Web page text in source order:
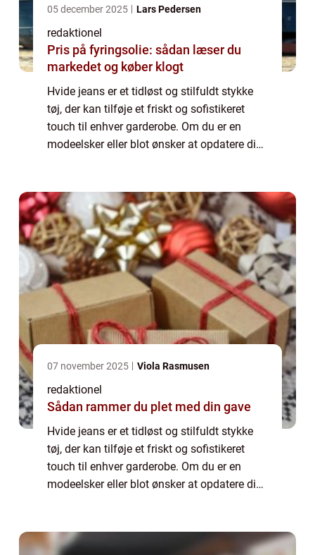
05 december 2025 Lars Pedersen
redaktionel
Pris på fyringsolie: sådan læser du
markedet og køber klogt
Hvide jeans er et tidløst og stilfuldt stykke
tøj, der kan tilføje et friskt og sofistikeret
touch til enhver garderobe. Om du er en
modeelsker eller blot ønsker at opdatere din
07 november 2025 Viola Rasmusen
redaktionel
Sådan rammer du plet med din gave
Hvide jeans er et tidløst og stilfuldt stykke
tøj, der kan tilføje et friskt og sofistikeret
touch til enhver garderobe. Om du er en
modeelsker eller blot ønsker at opdatere din